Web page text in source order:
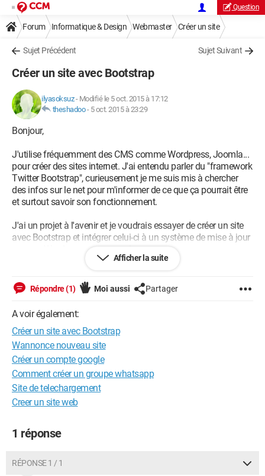
Question
Forum Informatique & Design Webmaster Créer un site
Sujet Précédent Sujet Suivant
Créer un site avec Bootstrap
ilyasoksuz- Modifié le 5 oct. 2015 à 17:12
theshadoo- 5 oct. 2015 à 23:29
Bonjour,
J'utilise fréquemment des CMS comme Wordpress, Joomla...
pour créer des sites internet. J'ai entendu parler du "framework
Twitter Bootstrap", curieusement je me suis mis à chercher
des infos sur le net pour m'informer de ce que ça pourrait être
et surtout savoir son fonctionnement.
J'ai un projet à l'avenir et je voudrais essayer de créer un site
avec Bootstrap et intégrer celui-ci à un système de mise à jour
comme Wordpress par exemple.
Bootstrap dans un CMS afin de faciliter la mise à jour du site ?
Si oui, quels sont ces CMS compatible avec Bootstrap ?
Afficher la suite
Répondre (1) Moi aussi Partager
A voir également:
Créer un site avec Bootstrap
Wannonce nouveau site
Créer un compte google
Comment créer un groupe whatsapp
Site de telechargement
Creer un site web
1 réponse
RÉPONSE 1 / 1